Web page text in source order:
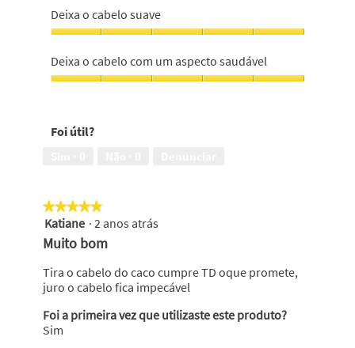
3
em
5
e
repara
cabelo,
4
em
Deixa o cabelo suave
o
cabelo
5
Deixa o cabelo com um aspecto saudável
com
em
5
Foi útil?
★★★★★
★★★★★
5
em
estrelas.
Katiane · 2 anos atrás
Muito bom
Tira o cabelo do caco cumpre TD oque promete,
juro o cabelo fica impecável
Foi a primeira vez que utilizaste este produto?
Sim